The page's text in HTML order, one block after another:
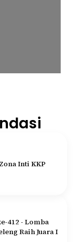
Inti KKP
412 - Lomba
Raih Juara I